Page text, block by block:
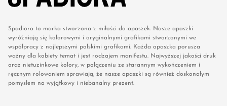
Spadiora to marka stworzona z miłości do apaszek. Nasze apaszki
wyróżniają się kolorowymi i oryginalnymi grafikami stworzonymi we
współpracy z najlepszymi polskimi grafikami. Każda apaszka porusza
ważny dla kobiety temat i jest rodzajem manifestu. Najwyższej jakości druk
oraz nietuzinkowe kolory, w połączeniu ze starannym wykończeniem i
ręcznym rolowaniem sprawiają, że nasze apaszki są również doskonałym
pomysłem na wyjątkowy i niebanalny prezent.